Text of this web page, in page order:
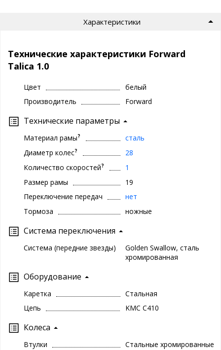
Характеристики
Технические характеристики Forward
Talica 1.0
Цвет
белый
Производитель
Forward
Технические параметры
Материал рамы?
сталь
Диаметр колес?
28
Количество скоростей?
1
Размер рамы
19
Переключение передач
нет
Тормоза
ножные
Система переключения
Система (передние звезды)
Golden Swallow, сталь
хромированная
Оборудование
Каретка
Стальная
Цепь
KMC C410
Колеса
Втулки
Стальные хромированные